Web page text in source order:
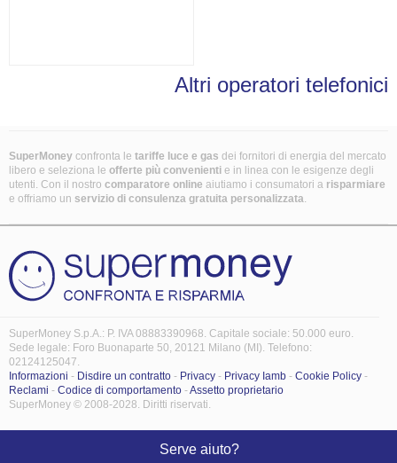
Altri operatori telefonici
SuperMoney confronta le tariffe luce e gas dei fornitori di energia del mercato
libero e seleziona le offerte più convenienti e in linea con le esigenze degli
utenti. Con il nostro comparatore online aiutiamo i consumatori a risparmiare
e offriamo un servizio di consulenza gratuita personalizzata.
SuperMoney S.p.A.: P. IVA 08883390968. Capitale sociale: 50.000 euro.
Sede legale: Foro Buonaparte 50, 20121 Milano (MI). Telefono:
02124125047.
Informazioni - Disdire un contratto - Privacy - Privacy Iamb - Cookie Policy -
Reclami - Codice di comportamento -Assetto proprietario
SuperMoney © 2008-2028. Diritti riservati.
Serve aiuto?